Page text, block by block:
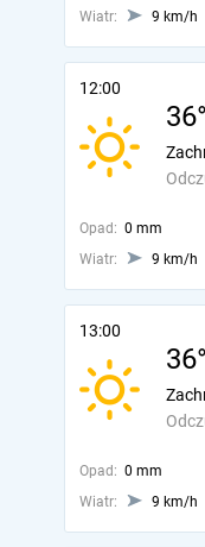
Wiatr:
9 km/h
12:00
Opad: 0 mm
Wiatr:
9 km/h
13:00
Opad: 0 mm
Wiatr:
9 km/h